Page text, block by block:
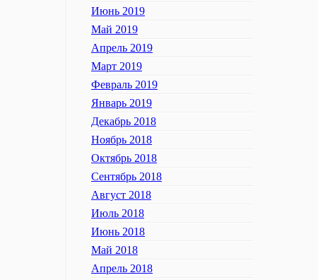
Июнь 2019
Май 2019
Апрель 2019
Март 2019
Февраль 2019
Январь 2019
Декабрь 2018
Ноябрь 2018
Октябрь 2018
Сентябрь 2018
Август 2018
Июль 2018
Июнь 2018
Май 2018
Апрель 2018